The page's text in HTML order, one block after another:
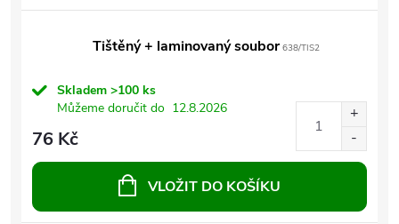
Tištěný + laminovaný soubor638/TIS2
Skladem >100 ks
Můžeme doručit do 12.8.2026
76 Kč
VLOŽIT DO KOŠÍKU